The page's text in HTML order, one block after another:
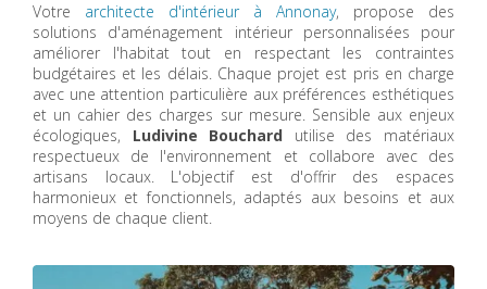
Votre architecte d'intérieur à Annonay, propose des
solutions d'aménagement intérieur personnalisées pour
améliorer l'habitat tout en respectant les contraintes
budgétaires et les délais. Chaque projet est pris en charge
avec une attention particulière aux préférences esthétiques
et un cahier des charges sur mesure. Sensible aux enjeux
écologiques, Ludivine Bouchard utilise des matériaux
respectueux de l'environnement et collabore avec des
artisans locaux. L'objectif est d'offrir des espaces
harmonieux et fonctionnels, adaptés aux besoins et aux
moyens de chaque client.